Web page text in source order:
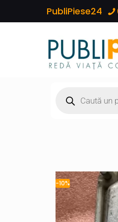
PubliPiese24
-10%